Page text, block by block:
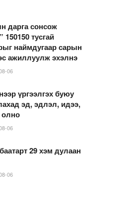
дарга сонсож
150150 тусгай
наймдугаар сарын
ажиллуулж эхэлнэ
06
үргээлгэх буюу
эд, эдлэл, идээ,
олно
06
29 хэм дулаан
06